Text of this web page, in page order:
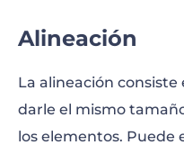
Alineación
La alineación
darle el mismo
los elementos. Puede